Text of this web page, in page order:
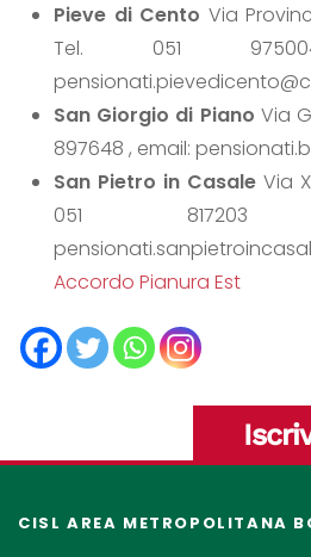
Pieve di Cento Via
Tel. 051
San Giorgio di Piano Via
897648 , email:
San Pietro in Casale Via
051
Accordo Pianura Est
CISL AREA METROPOLITANA